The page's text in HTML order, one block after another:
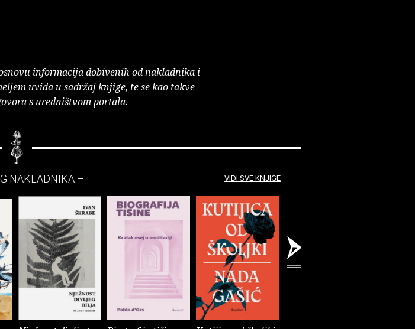
informacija dobivenih od nakladnika i
uvida u sadržaj knjige, te se kao takve
s uredništvom portala.
NAKLADNIKA – VIDI SVE KNJIGE